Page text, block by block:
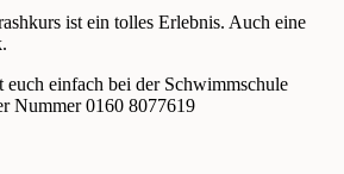
ist ein tolles Erlebnis. Auch eine
einfach bei der Schwimmschule
Nummer 0160 8077619